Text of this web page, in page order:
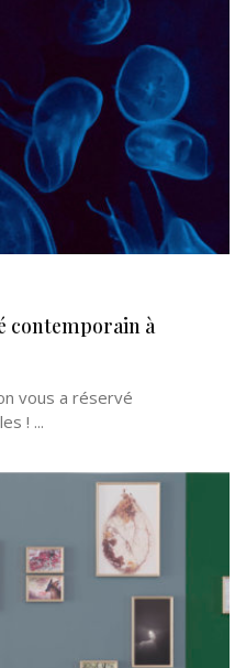
contemporain à
vous a réservé
! ...